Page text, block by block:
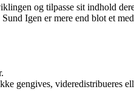
og tilpasse sit indhold
Igen er mere end blot et
gengives, videredistribueres